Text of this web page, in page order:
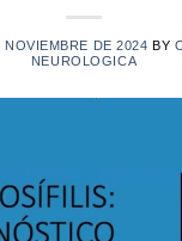
NOVIEMBRE DE 2024 BY
NEUROLOGICA